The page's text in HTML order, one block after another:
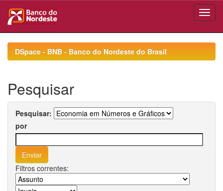
navigationDSpace - BNB - Banco do Nordeste do Brasil
Pesquisar
Pesquisar:
por
Filtros correntes: